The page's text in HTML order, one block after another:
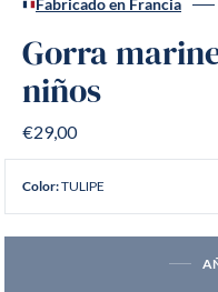
Fabricado en Francia
Gorra
niños
€29,00
Color:TULIPE